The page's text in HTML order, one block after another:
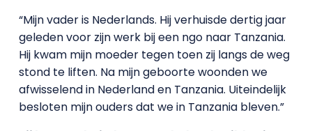
“Mijn vader is Nederlands. Hij verhuisde dertig jaar
geleden voor zijn werk bij een ngo naar Tanzania.
Hij kwam mijn moeder tegen toen zij langs de weg
stond te liften. Na mijn geboorte woonden we
afwisselend in Nederland en Tanzania. Uiteindelijk
besloten mijn ouders dat we in Tanzania bleven.”